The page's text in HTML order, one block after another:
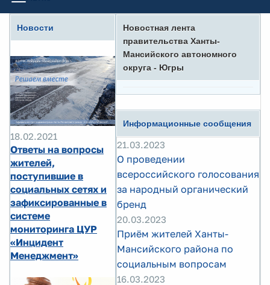
Новости
18.02.2021
Ответы на вопросы
жителей,
поступившие в
социальных сетях и
зафиксированные в
системе
мониторинга ЦУР
«Инцидент
Менеджмент»
Новостная лента
правительства Ханты-
Мансийского автономного
округа - Югры
Информационные сообщения
21.03.2023
О проведении
всероссийского голосования
за народный органический
бренд
20.03.2023
Приём жителей Ханты-
Мансийского района по
социальным вопросам
16.03.2023